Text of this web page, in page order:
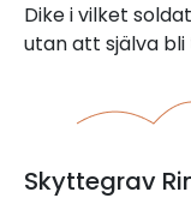
Dike i vilket
utan att själva
Skyttegrav